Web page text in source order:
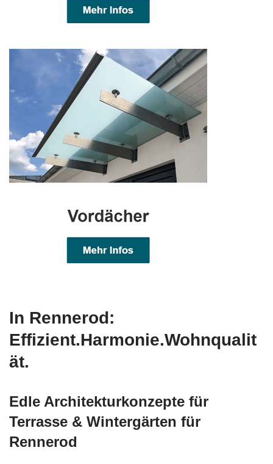
In Rennerod:
Effizient.Harmonie.Wohnqualit
ät.
Edle Architekturkonzepte für
Terrasse & Wintergärten für
Rennerod